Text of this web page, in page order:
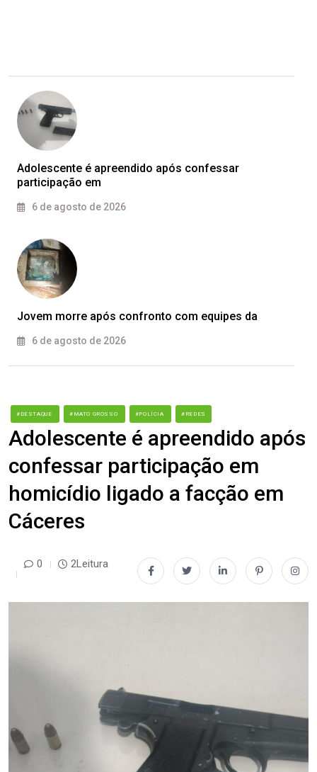
Adolescente é apreendido após confessar
participação em
6 de agosto de 2026
Jovem morre após confronto com equipes da
6 de agosto de 2026
#DESTAQUE #MATO GROSSO #POLÍCIA #REDES
Adolescente é apreendido após
confessar participação em
homicídio ligado a facção em
Cáceres
0 2Leitura